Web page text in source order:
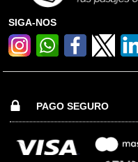
SIGA-NOS
PAGO SEGURO